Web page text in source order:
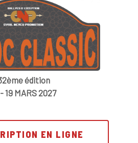
édition
19 MARS 2027
EN LIGNE